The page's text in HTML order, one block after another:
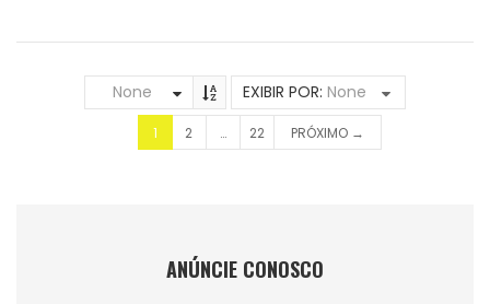
None EXIBIR POR: None
1 2 … 22 PRÓXIMO →
ANÚNCIE CONOSCO